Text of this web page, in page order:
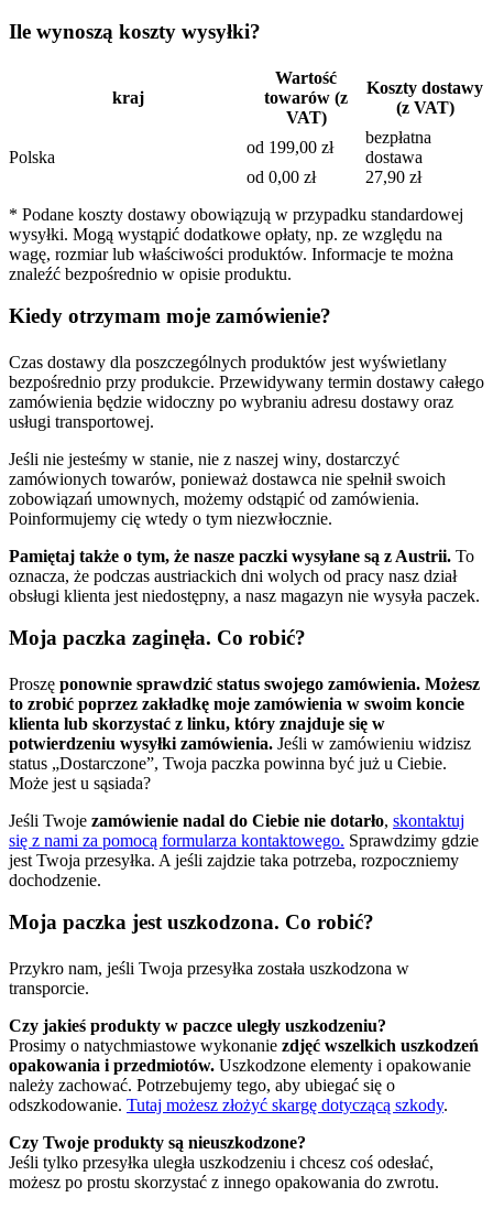
Ile wynoszą koszty wysyłki?
kraj
Wartość
towarów (z
VAT)
Koszty dostawy
(z VAT)
Polska
od 199,00 zł
bezpłatna
dostawa
od 0,00 zł
27,90 zł
* Podane koszty dostawy obowiązują w przypadku standardowej
wysyłki. Mogą wystąpić dodatkowe opłaty, np. ze względu na
wagę, rozmiar lub właściwości produktów. Informacje te można
znaleźć bezpośrednio w opisie produktu.
Kiedy otrzymam moje zamówienie?
Czas dostawy dla poszczególnych produktów jest wyświetlany
bezpośrednio przy produkcie. Przewidywany termin dostawy całego
zamówienia będzie widoczny po wybraniu adresu dostawy oraz
usługi transportowej.
Jeśli nie jesteśmy w stanie, nie z naszej winy, dostarczyć
zamówionych towarów, ponieważ dostawca nie spełnił swoich
zobowiązań umownych, możemy odstąpić od zamówienia.
Poinformujemy cię wtedy o tym niezwłocznie.
Pamiętaj także o tym, że nasze paczki wysyłane są z Austrii. To
oznacza, że podczas austriackich dni wolych od pracy nasz dział
obsługi klienta jest niedostępny, a nasz magazyn nie wysyła paczek.
Moja paczka zaginęła. Co robić?
Proszę ponownie sprawdzić status swojego zamówienia. Możesz
to zrobić poprzez zakładkę moje zamówienia w swoim koncie
klienta lub skorzystać z linku, który znajduje się w
potwierdzeniu wysyłki zamówienia. Jeśli w zamówieniu widzisz
status „Dostarczone”, Twoja paczka powinna być już u Ciebie.
Może jest u sąsiada?
Jeśli Twoje zamówienie nadal do Ciebie nie dotarło, skontaktuj
się z nami za pomocą formularza kontaktowego. Sprawdzimy gdzie
jest Twoja przesyłka. A jeśli zajdzie taka potrzeba, rozpoczniemy
dochodzenie.
Moja paczka jest uszkodzona. Co robić?
Przykro nam, jeśli Twoja przesyłka została uszkodzona w
transporcie.
Czy jakieś produkty w paczce uległy uszkodzeniu?
Prosimy o natychmiastowe wykonanie zdjęć wszelkich uszkodzeń
opakowania i przedmiotów. Uszkodzone elementy i opakowanie
należy zachować. Potrzebujemy tego, aby ubiegać się o
odszkodowanie. Tutaj możesz złożyć skargę dotyczącą szkody.
Czy Twoje produkty są nieuszkodzone?
Jeśli tylko przesyłka uległa uszkodzeniu i chcesz coś odesłać,
możesz po prostu skorzystać z innego opakowania do zwrotu.